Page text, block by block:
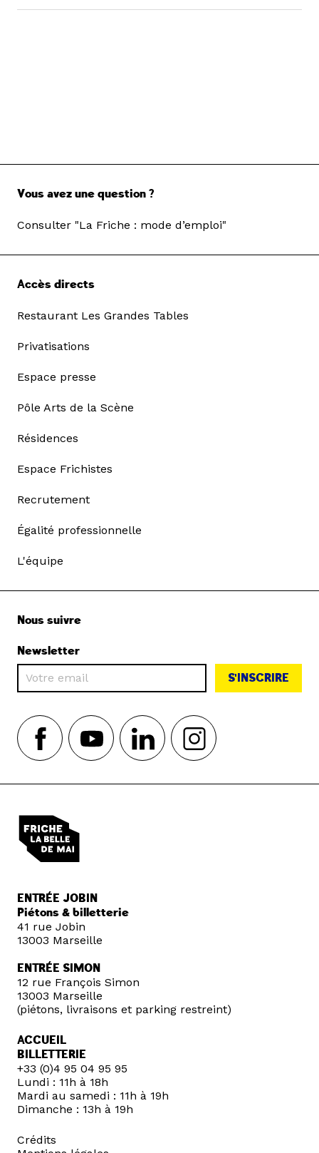
Vous avez une question ?
Consulter "La Friche : mode d’emploi"
Accès directs
Restaurant Les Grandes Tables
Privatisations
Espace presse
Pôle Arts de la Scène
Résidences
Espace Frichistes
Recrutement
Égalité professionnelle
L'équipe
Nous suivre
Newsletter
S'INSCRIRE
ENTRÉE JOBIN
Piétons & billetterie
41 rue Jobin
13003 Marseille
ENTRÉE SIMON
12 rue François Simon
13003 Marseille
(piétons, livraisons et parking restreint)
ACCUEIL
BILLETTERIE
+33 (0)4 95 04 95 95
Lundi : 11h à 18h
Mardi au samedi : 11h à 19h
Dimanche : 13h à 19h
Crédits